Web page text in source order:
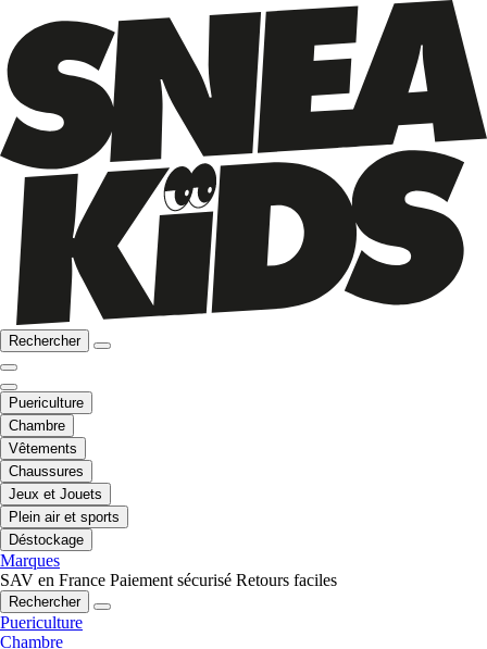
Rechercher
Puericulture
Chambre
Vêtements
Chaussures
Jeux et Jouets
Plein air et sports
Déstockage
Marques
SAV en France Paiement sécurisé Retours faciles
Rechercher
Puericulture
Chambre